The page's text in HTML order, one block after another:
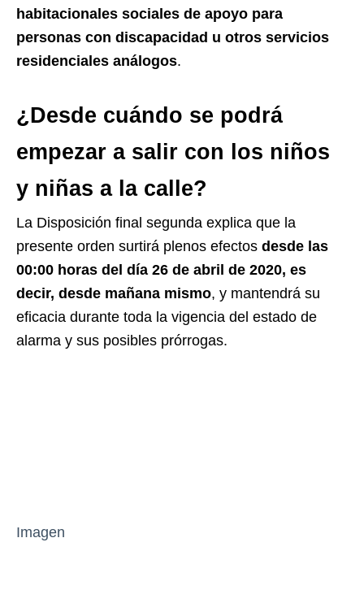
habitacionales sociales de apoyo para
personas con discapacidad u otros servicios
residenciales análogos.
¿Desde cuándo se podrá
empezar a salir con los niños
y niñas a la calle?
La Disposición final segunda explica que la
presente orden surtirá plenos efectos desde las
00:00 horas del día 26 de abril de 2020, es
decir, desde mañana mismo, y mantendrá su
eficacia durante toda la vigencia del estado de
alarma y sus posibles prórrogas.
Imagen